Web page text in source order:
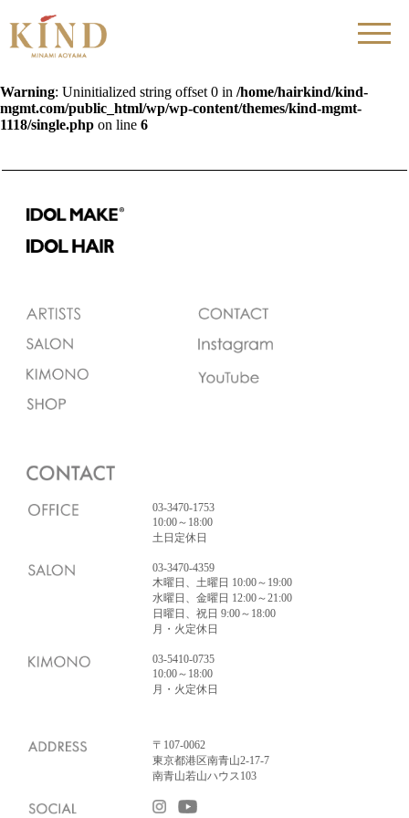
Warning: Uninitialized string offset 0 in /home/hairkind/kind-
mgmt.com/public_html/wp/wp-content/themes/kind-mgmt-
1118/single.php on line 6
03-3470-1753
10:00～18:00
土日定休日
03-3470-4359
木曜日、土曜日 10:00～19:00
水曜日、金曜日 12:00～21:00
日曜日、祝日 9:00～18:00
月・火定休日
03-5410-0735
10:00～18:00
月・火定休日
〒107-0062
東京都港区南青山2-17-7
南青山若山ハウス103